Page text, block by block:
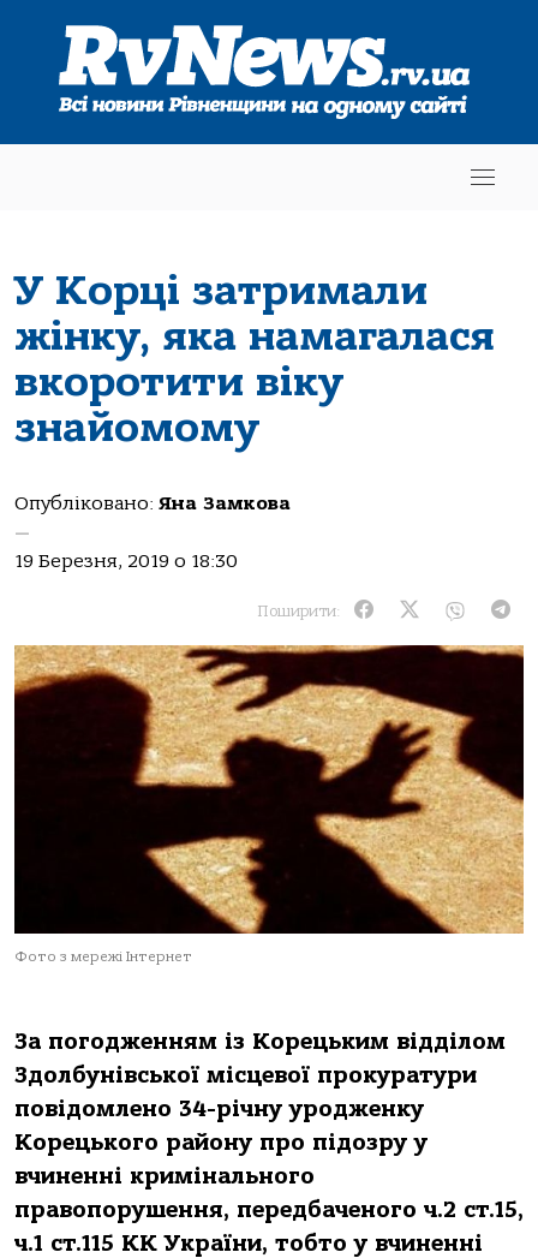
У Корці затримали
жінку, яка намагалася
вкоротити віку
знайомому
Опубліковано: Яна Замкова
—
19 Березня, 2019 о 18:30
Поширити:
Фото з мережі Інтернет
За погодженням із Корецьким відділом
Здолбунівської місцевої прокуратури
повідомлено 34-річну уродженку
Корецького району про підозру у
вчиненні кримінального
правопорушення, передбаченого ч.2 ст.15,
ч.1 ст.115 КК України, тобто у вчиненні